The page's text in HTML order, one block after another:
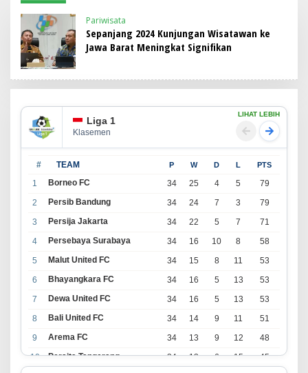
Pariwisata
Sepanjang 2024 Kunjungan Wisatawan ke
Jawa Barat Meningkat Signifikan
Liga 1
Klasemen
LIHAT LEBIH
# TEAM P W D L PTS
1 Borneo FC 34 25 4 5
79
2
Persib Bandung 34 24 7 3
79
3
Persija Jakarta 34 22 5 7
71
4
Persebaya Surabaya 34 16 10 8
58
5
Malut United FC 34 15 8 11
53
6
Bhayangkara FC 34 16 5 13
53
7
Dewa United FC 34 16 5 13
53
8
Bali United FC 34 14 9 11
51
9
Arema FC 34 13 9 12
48
10
Persita Tangerang 34 13 6 15
45